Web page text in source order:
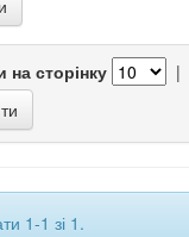
на сторінку |
1-1 зі 1.